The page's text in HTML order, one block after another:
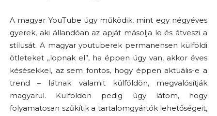
A magyar YouTube úgy működik, mint egy négyéves
gyerek, aki állandóan az apját másolja le és átveszi a
stílusát. A magyar youtuberek permanensen külföldi
ötleteket „lopnak el”, ha éppen úgy van, akkor éves
késésekkel, az sem fontos, hogy éppen aktuális-e a
trend – látnak valamit külföldön, megvalósítják
magyarul. Külföldön pedig úgy látom, hogy
folyamatosan szűkítik a tartalomgyártók lehetőségeit,